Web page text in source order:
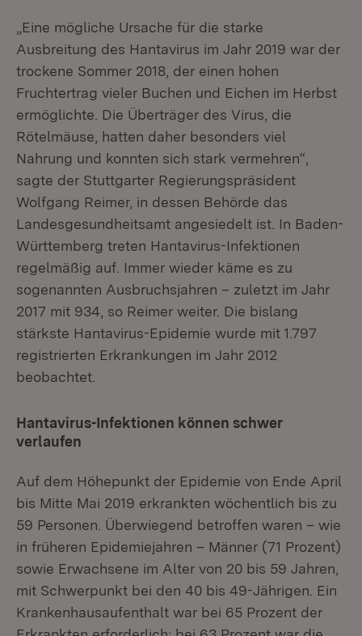
„Eine mögliche Ursache für die starke
Ausbreitung des Hantavirus im Jahr 2019 war der
trockene Sommer 2018, der einen hohen
Fruchtertrag vieler Buchen und Eichen im Herbst
ermöglichte. Die Überträger des Virus, die
Rötelmäuse, hatten daher besonders viel
Nahrung und konnten sich stark vermehren“,
sagte der Stuttgarter Regierungspräsident
Wolfgang Reimer, in dessen Behörde das
Landesgesundheitsamt angesiedelt ist. In Baden-
Württemberg treten Hantavirus-Infektionen
regelmäßig auf. Immer wieder käme es zu
sogenannten Ausbruchsjahren – zuletzt im Jahr
2017 mit 934, so Reimer weiter. Die bislang
stärkste Hantavirus-Epidemie wurde mit 1.797
registrierten Erkrankungen im Jahr 2012
beobachtet.
Hantavirus-Infektionen können schwer
verlaufen
Auf dem Höhepunkt der Epidemie von Ende April
bis Mitte Mai 2019 erkrankten wöchentlich bis zu
59 Personen. Überwiegend betroffen waren – wie
in früheren Epidemiejahren – Männer (71 Prozent)
sowie Erwachsene im Alter von 20 bis 59 Jahren,
mit Schwerpunkt bei den 40 bis 49-Jährigen. Ein
Krankenhausaufenthalt war bei 65 Prozent der